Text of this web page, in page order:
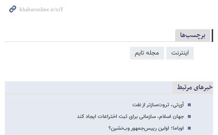
برچسب‌ها
اینترنت مجله تایم
خبرهای مرتبط
آی‌تی، ثروت‌سازتر از نفت
جهان اسلام، سازمانی برای ثبت اختراعات ایجاد کند
اوباما؛ اولین رییس‌جمهور وب‌نشین؟